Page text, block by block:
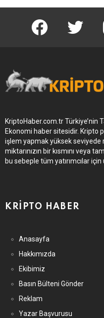
KriptoHaber Facebook
KriptoHaber.com.tr Türkiye’nin
Ekonomi haber sitesidir. Kripto
işlem yapmak yüksek seviyede
miktarınızın bir kısmını veya
bu sebeple tüm yatırımcılar
KRIPTO HABER
Anasayfa
Hakkımızda
Ekibimiz
Basın Bülteni Gönder
Reklam
Yazar Başvurusu